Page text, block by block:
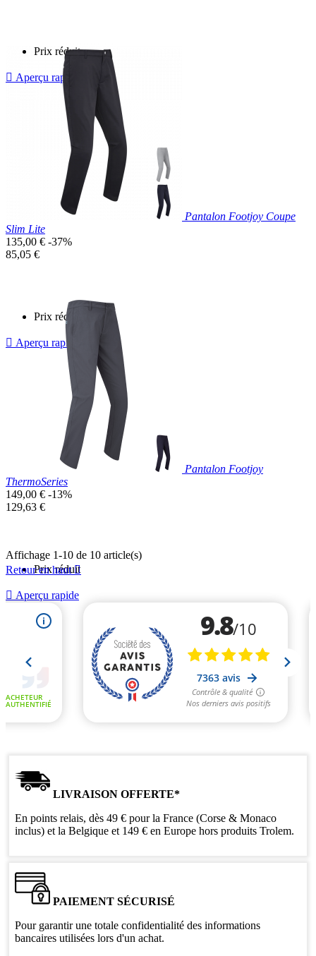
Prix réduit
 Aperçu rapide
Pantalon Footjoy Coupe
Slim Lite
Prix
de
135,00 € -37%
Prix
85,05 €
Prix réduit
 Aperçu rapide
Pantalon Footjoy
ThermoSeries
Prix
de
149,00 € -13%
Prix
129,63 €
Prix réduit
 Aperçu rapide
Marine
Affichage 1-10 de 10 article(s)
Retour en haut
LIVRAISON OFFERTE*
En points relais, dès 49 € pour la France (Corse & Monaco
inclus) et la Belgique et 149 € en Europe hors produits Trolem.
PAIEMENT SÉCURISÉ
Pour garantir une totale confidentialité des informations
bancaires utilisées lors d'un achat.